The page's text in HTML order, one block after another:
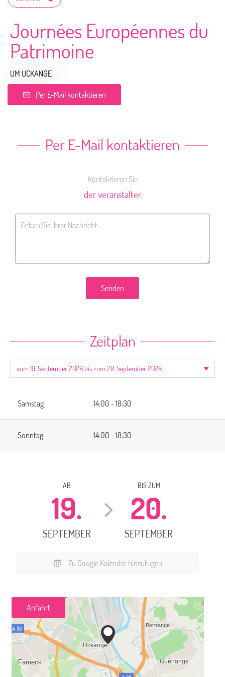
Journées Européennes du
Patrimoine
UM UCKANGE
Per E-Mail kontaktieren
Per E-Mail kontaktieren
Kontaktieren Sie
der veranstalter
Senden
Zeitplan
Samstag 14:00 - 18:30
Sonntag 14:00 - 18:30
AB
19.
SEPTEMBER
BIS ZUM
20.
SEPTEMBER
Zu Google Kalender hinzufügen
Anfahrt